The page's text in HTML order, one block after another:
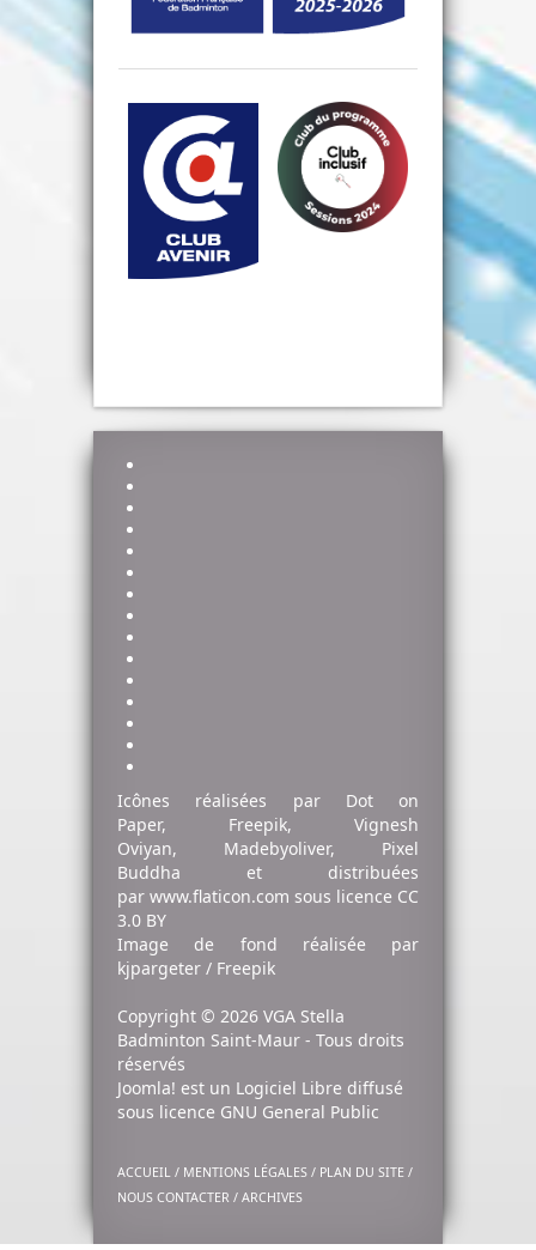
Icônes réalisées par Dot on
Paper, Freepik, Vignesh
Oviyan, Madebyoliver, Pixel
Buddha et distribuées
par www.flaticon.com sous licence CC
3.0 BY
Image de fond réalisée par
kjpargeter / Freepik
Copyright © 2026 VGA Stella
Badminton Saint-Maur - Tous droits
réservés
Joomla! est un Logiciel Libre diffusé
sous licence GNU General Public
ACCUEIL / MENTIONS LÉGALES / PLAN DU SITE /
NOUS CONTACTER / ARCHIVES